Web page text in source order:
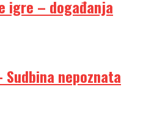
igre – događanja
nepoznata